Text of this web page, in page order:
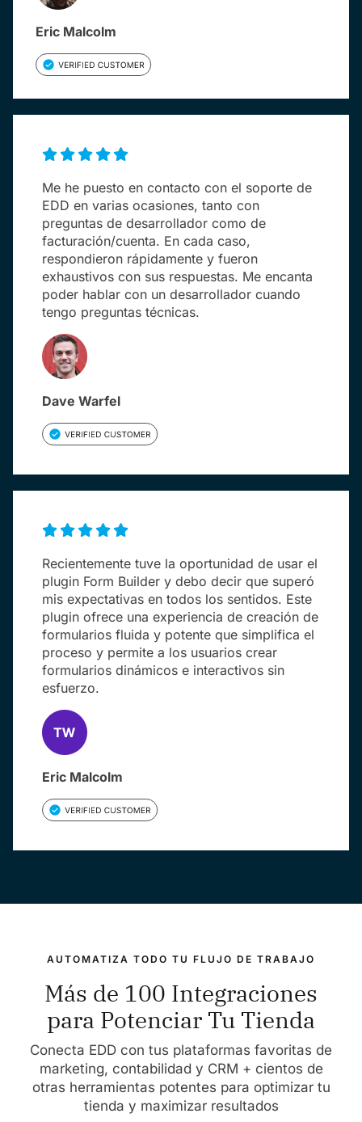
Eric Malcolm
Me he puesto en contacto con el soporte de
EDD en varias ocasiones, tanto con
preguntas de desarrollador como de
facturación/cuenta. En cada caso,
respondieron rápidamente y fueron
exhaustivos con sus respuestas. Me encanta
poder hablar con un desarrollador cuando
tengo preguntas técnicas.
Dave Warfel
Recientemente tuve la oportunidad de usar el
plugin Form Builder y debo decir que superó
mis expectativas en todos los sentidos. Este
plugin ofrece una experiencia de creación de
formularios fluida y potente que simplifica el
proceso y permite a los usuarios crear
formularios dinámicos e interactivos sin
esfuerzo.
Eric Malcolm
AUTOMATIZA TODO TU FLUJO DE TRABAJO
Más de 100 Integraciones
para Potenciar Tu Tienda
Conecta EDD con tus plataformas favoritas de
marketing, contabilidad y CRM + cientos de
otras herramientas potentes para optimizar tu
tienda y maximizar resultados